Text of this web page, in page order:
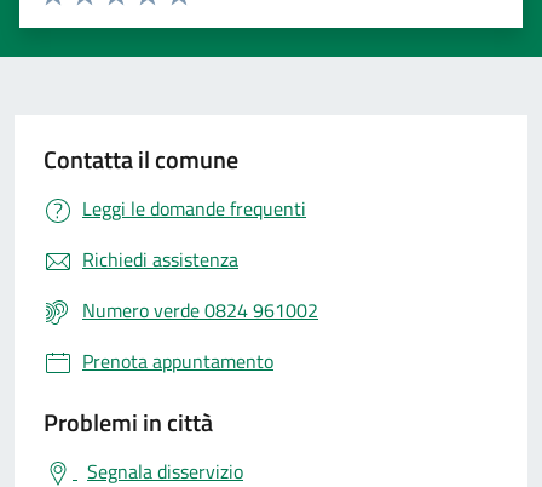
Valuta 5 stelle su 5
Valuta 4 stelle su 5
Valuta 3 stelle su 5
Valuta 2 stelle su 5
Valuta 1 stelle su 5
Contatta il comune
Leggi le domande frequenti
Richiedi assistenza
Numero verde 0824 961002
Prenota appuntamento
Problemi in città
Segnala disservizio